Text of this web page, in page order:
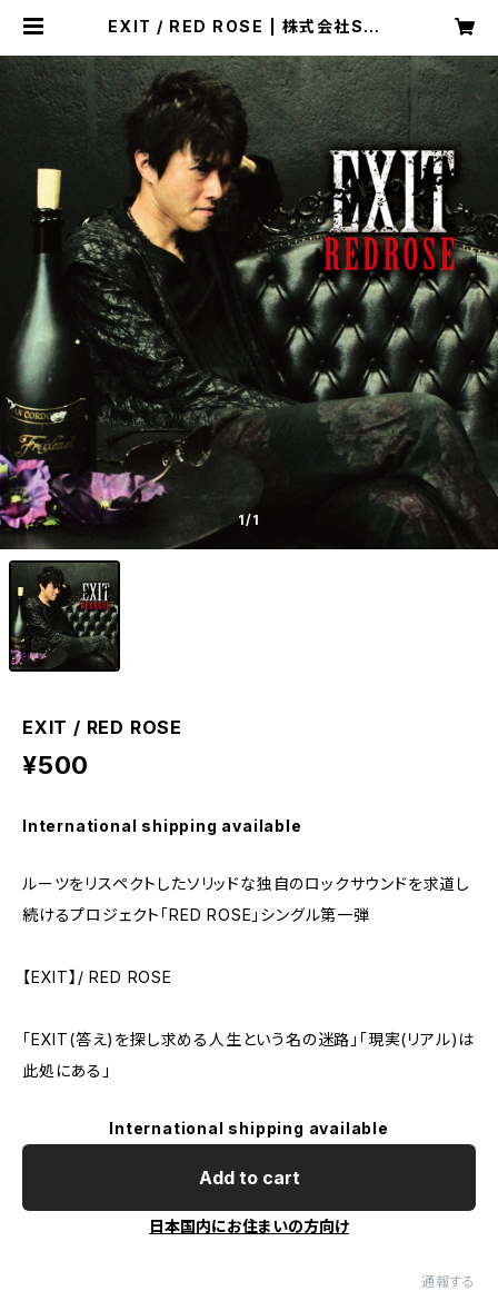
EXIT / RED ROSE | 株式会社SOU
P
1/1
EXIT / RED ROSE
¥500
International shipping available
ルーツをリスペクトしたソリッドな独自のロックサウンドを求道し
続けるプロジェクト「RED ROSE」シングル第一弾
【EXIT】/ RED ROSE
「EXIT(答え)を探し求める人生という名の迷路」「現実(リアル)は
此処にある」
International shipping available
Add to cart
日本国内にお住まいの方向け
通報する